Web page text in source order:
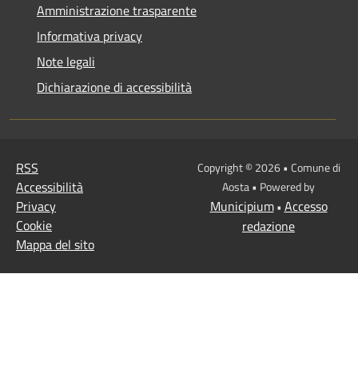
Amministrazione trasparente
Informativa privacy
Note legali
Dichiarazione di accessibilità
RSS
Accessibilità
Privacy
Cookie
Mappa del sito
Copyright © 2026 • Comune di
Aosta • Powered by
Municipium• Accesso
redazione